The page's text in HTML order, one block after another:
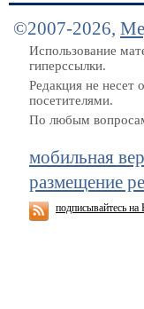
©2007-2026,
Использование
гиперссылки.
Редакция не несет
посетителями.
По любым
мобильная
размещение
подписывайтесь на